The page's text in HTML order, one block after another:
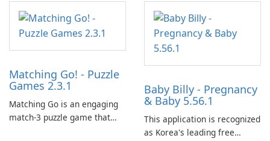
Matching Go! - Puzzle
Games 2.3.1
Matching Go is an engaging
match-3 puzzle game that
Baby Billy - Pregnancy
& Baby 5.56.1
This application is recognized
as Korea's leading free